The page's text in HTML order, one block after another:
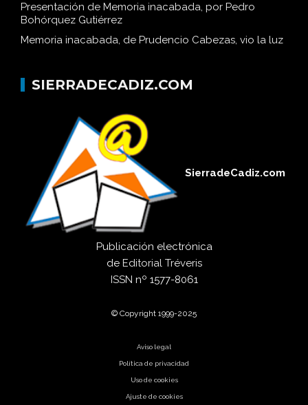
Presentación de Memoria inacabada, por Pedro
Bohórquez Gutiérrez
Memoria inacabada, de Prudencio Cabezas, vio la luz
SIERRADECADIZ.COM
SierradeCadiz.com
Publicación electrónica
de Editorial Tréveris
ISSN nº 1577-8061
© Copyright 1999-2025
Aviso legal
Política de privacidad
Uso de cookies
Ajuste de cookies